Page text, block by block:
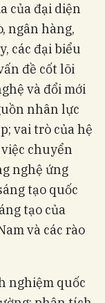
của đại diện
ngân hàng,
các đại biểu
đề cốt lõi
và đổi mới
nhân lực
vai trò của hệ
chuyển
nghệ ứng
tạo quốc
tạo của
và các rào
nghiệm quốc